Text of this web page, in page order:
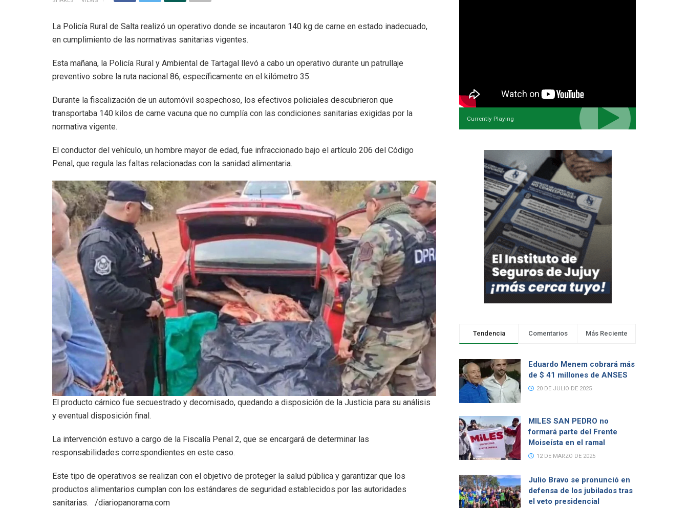
La Policía Rural de Salta realizó un operativo donde se incautaron 140 kg de carne en estado inadecuado,
en cumplimiento de las normativas sanitarias vigentes.
Esta mañana, la Policía Rural y Ambiental de Tartagal llevó a cabo un operativo durante un patrullaje
preventivo sobre la ruta nacional 86, específicamente en el kilómetro 35.
Durante la fiscalización de un automóvil sospechoso, los efectivos policiales descubrieron que
transportaba 140 kilos de carne vacuna que no cumplía con las condiciones sanitarias exigidas por la
normativa vigente.
El conductor del vehículo, un hombre mayor de edad, fue infraccionado bajo el artículo 206 del Código
Penal, que regula las faltas relacionadas con la sanidad alimentaria.
El producto cárnico fue secuestrado y decomisado, quedando a disposición de la Justicia para su análisis
y eventual disposición final.
La intervención estuvo a cargo de la Fiscalía Penal 2, que se encargará de determinar las
responsabilidades correspondientes en este caso.
Este tipo de operativos se realizan con el objetivo de proteger la salud pública y garantizar que los
productos alimentarios cumplan con los estándares de seguridad establecidos por las autoridades
sanitarias. /diariopanorama.com
Currently Playing
Tendencia Comentarios Más Reciente
Eduardo Menem cobrará más
de $ 41 millones de ANSES
20 DE JULIO DE 2025
MILES SAN PEDRO no
formará parte del Frente
Moiseísta en el ramal
12 DE MARZO DE 2025
Julio Bravo se pronunció en
defensa de los jubilados tras
el veto presidencial